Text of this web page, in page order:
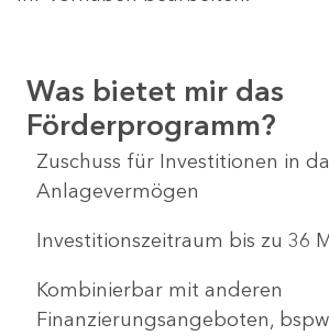
Was bietet mir das
Förderprogramm?
Zuschuss für Investitionen in
Anlagevermögen
Investitionszeitraum bis zu 36
Kombinierbar mit anderen
Finanzierungsangeboten,